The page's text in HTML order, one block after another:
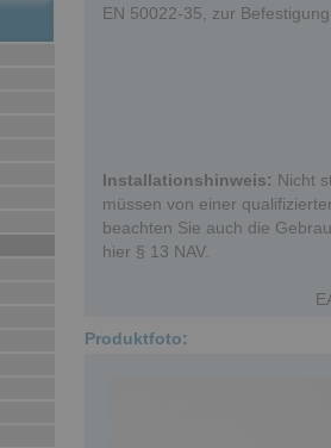
EN 50022-35, zur
Installationshinweis: Nicht
müssen von einer
beachten Sie auch die
hier § 13 NAV.
Produktfoto: